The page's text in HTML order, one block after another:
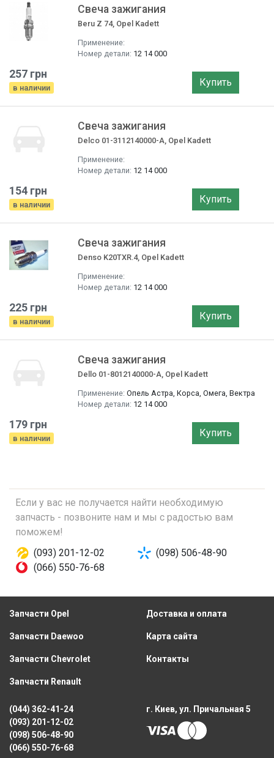
Свеча зажигания
Beru Z 74, Opel Kadett
Применение:
Номер детали: 12 14 000
257 грн
в наличии Купить
Свеча зажигания
Delco 01-3112140000-A, Opel Kadett
Применение:
Номер детали: 12 14 000
154 грн
в наличии Купить
Свеча зажигания
Denso K20TXR.4, Opel Kadett
Применение:
Номер детали: 12 14 000
225 грн
в наличии Купить
Свеча зажигания
Dello 01-8012140000-A, Opel Kadett
Применение: Опель Астра, Корса, Омега, Вектра
Номер детали: 12 14 000
179 грн
в наличии Купить
Если у вас не получается найти необходимую
запчасть - позвоните нам и мы с радостью вам
поможем!
(093) 201-12-02
(098) 506-48-90
(066) 550-76-68
Запчасти Opel
Запчасти Daewoo
Запчасти Chevrolet
Запчасти Renault
Доставка и оплата
Карта сайта
Контакты
(044) 362-41-24
(093) 201-12-02
(098) 506-48-90
(066) 550-76-68
г. Киев, ул. Причальная 5